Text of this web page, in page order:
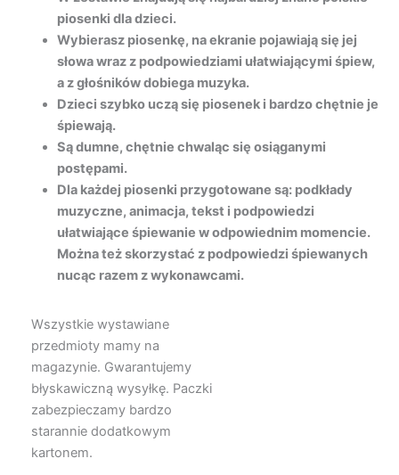
piosenki dla dzieci.
Wybierasz piosenkę, na ekranie pojawiają się jej
słowa wraz z podpowiedziami ułatwiającymi śpiew,
a z głośników dobiega muzyka.
Dzieci szybko uczą się piosenek i bardzo chętnie je
śpiewają.
Są dumne, chętnie chwaląc się osiąganymi
postępami.
Dla każdej piosenki przygotowane są: podkłady
muzyczne, animacja, tekst i podpowiedzi
ułatwiające śpiewanie w odpowiednim momencie.
Można też skorzystać z podpowiedzi śpiewanych
nucąc razem z wykonawcami.
Wszystkie wystawiane
przedmioty mamy na
magazynie. Gwarantujemy
błyskawiczną wysyłkę. Paczki
zabezpieczamy bardzo
starannie dodatkowym
kartonem.